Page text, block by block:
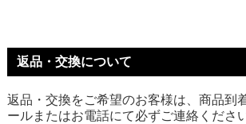
返品・交換について
返品・交換をご希望のお客様は、商品到
ールまたはお電話にて必ずご連絡ください